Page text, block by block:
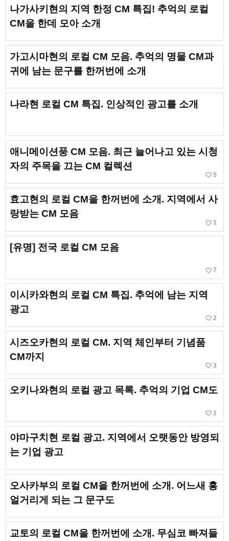
나가사키현의 지역 한정 CM 특집! 추억의 로컬
CM을 한데 모아 소개
가고시마현의 로컬 CM 모음. 추억의 명물 CM과
귀에 남는 문구를 한꺼번에 소개
나라현 로컬 CM 특집. 인상적인 광고를 소개
애니메이션풍 CM 모음. 최근 늘어나고 있는 시청
자의 주목을 끄는 CM 컬렉션
favorite_border 5
효고현의 로컬 CM을 한꺼번에 소개. 지역에서 사
랑받는 CM 모음
favorite_border 1
[유명] 전국 로컬 CM 모음
favorite_border 7
이시카와현의 로컬 CM 특집. 추억에 남는 지역
광고
favorite_border 2
시즈오카현의 로컬 CM. 지역 체인부터 기념품
CM까지
favorite_border 3
오키나와현의 로컬 광고 목록. 추억의 기업 CM도
favorite_border 1
야마구치현 로컬 광고. 지역에서 오랫동안 방영되
는 기업 광고
오사카부의 로컬 CM을 한꺼번에 소개. 어느새 흥
얼거리게 되는 그 문구도
교토의 로컬 CM을 한꺼번에 소개. 무심코 빠져들